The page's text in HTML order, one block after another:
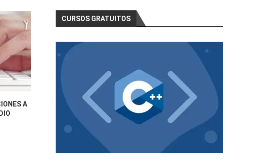
A
CURSOS GRATUITOS